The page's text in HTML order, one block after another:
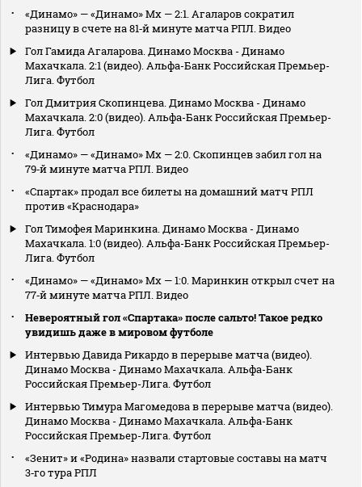
«Динамо» — «Динамо» Мх — 2:1. Агаларов сократил
разницу в счете на 81‑й минуте матча РПЛ. Видео
Гол Гамида Агаларова. Динамо Москва - Динамо
Махачкала. 2:1 (видео). Альфа-Банк Российская Премьер-
Лига. Футбол
Гол Дмитрия Скопинцева. Динамо Москва - Динамо
Махачкала. 2:0 (видео). Альфа-Банк Российская Премьер-
Лига. Футбол
«Динамо» — «Динамо» Мх — 2:0. Скопинцев забил гол на
79‑й минуте матча РПЛ. Видео
«Спартак» продал все билеты на домашний матч РПЛ
против «Краснодара»
Гол Тимофея Маринкина. Динамо Москва - Динамо
Махачкала. 1:0 (видео). Альфа-Банк Российская Премьер-
Лига. Футбол
«Динамо» — «Динамо» Мх — 1:0. Маринкин открыл счет на
77‑й минуте матча РПЛ. Видео
Невероятный гол «Спартака» после сальто! Такое редко
увидишь даже в мировом футболе
Интервью Давида Рикардо в перерыве матча (видео).
Динамо Москва - Динамо Махачкала. Альфа-Банк
Российская Премьер-Лига. Футбол
Интервью Тимура Магомедова в перерыве матча (видео).
Динамо Москва - Динамо Махачкала. Альфа-Банк
Российская Премьер-Лига. Футбол
«Зенит» и «Родина» назвали стартовые составы на матч
3‑го тура РПЛ